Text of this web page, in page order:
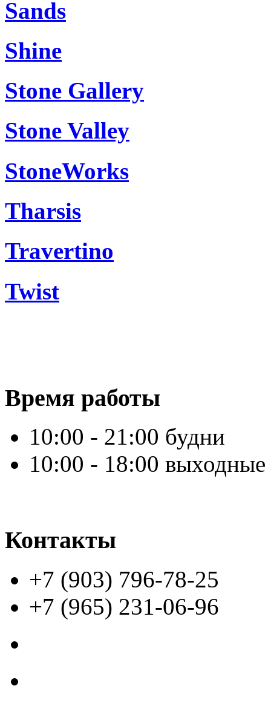
Sands
Shine
Stone Gallery
Stone Valley
StoneWorks
Tharsis
Travertino
Twist
Время работы
10:00 - 21:00 будни
10:00 - 18:00 выходные
Контакты
+7 (903) 796-78-25
+7 (965) 231-06-96